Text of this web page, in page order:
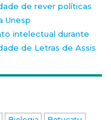
de rever políticas
Unesp
intelectual durante
de Letras de Assis